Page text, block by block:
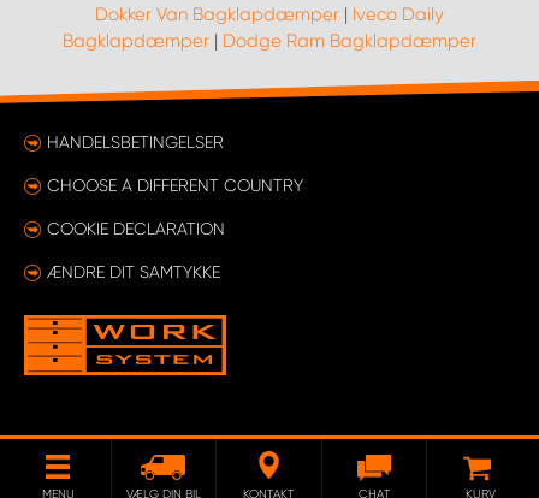
Dokker Van Bagklapdæmper | Iveco Daily
Bagklapdæmper | Dodge Ram Bagklapdæmper
HANDELSBETINGELSER
CHOOSE A DIFFERENT COUNTRY
COOKIE DECLARATION
ÆNDRE DIT SAMTYKKE
MENU VÆLG DIN BIL KONTAKT CHAT KURV